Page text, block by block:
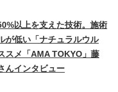
以上を支えた技術。施術
が低い「ナチュラルウル
スメ「AMA TOKYO」藤
んインタビュー